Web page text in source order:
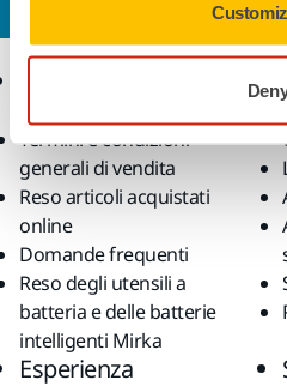
Termini e condizioni
generali di vendita
Reso articoli acquistati
online
Domande frequenti
Reso degli utensili a
batteria e delle batterie
intelligenti Mirka
Esperienza